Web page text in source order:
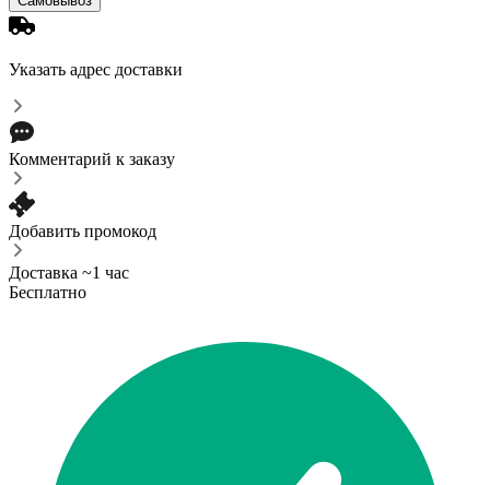
Указать адрес доставки
Комментарий к заказу
Добавить промокод
Доставка ~1 час
Бесплатно